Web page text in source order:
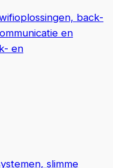
back-
en
en
slimme